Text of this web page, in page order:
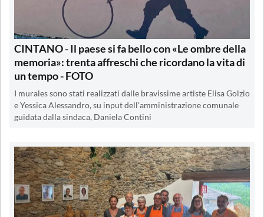
CINTANO - Il paese si fa bello con «Le ombre della
memoria»: trenta affreschi che ricordano la vita di
un tempo - FOTO
I murales sono stati realizzati dalle bravissime artiste Elisa Golzio
e Yessica Alessandro, su input dell'amministrazione comunale
guidata dalla sindaca, Daniela Contini